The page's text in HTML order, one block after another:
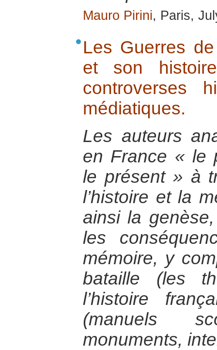
Mauro Pirini, Paris,
Les Guerres
et son
controverses
médiatiques.
Les auteurs
en France « le
le présent » à
l’histoire et la
ainsi la
les
mémoire, y
bataille (les
l’histoire
(manuels
monuments,